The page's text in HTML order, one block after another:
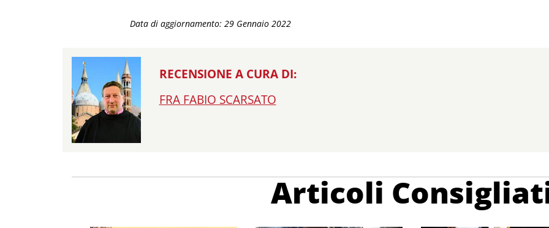
Data di aggiornamento: 29 Gennaio 2022
RECENSIONE A CURA DI:
FRA FABIO SCARSATO
Articoli